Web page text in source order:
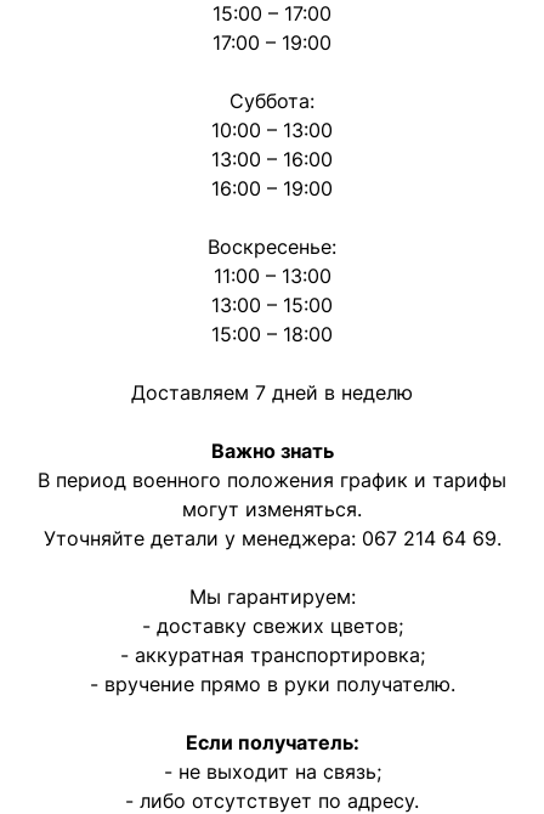
15:00 – 17:00
17:00 – 19:00
Суббота:
10:00 – 13:00
13:00 – 16:00
16:00 – 19:00
Воскресенье:
11:00 – 13:00
13:00 – 15:00
15:00 – 18:00
Доставляем 7 дней в неделю
Важно знать
В период военного положения график и тарифы
могут изменяться.
Уточняйте детали у менеджера: 067 214 64 69.
Мы гарантируем:
- доставку свежих цветов;
- аккуратная транспортировка;
- вручение прямо в руки получателю.
Если получатель:
- не выходит на связь;
- либо отсутствует по адресу.